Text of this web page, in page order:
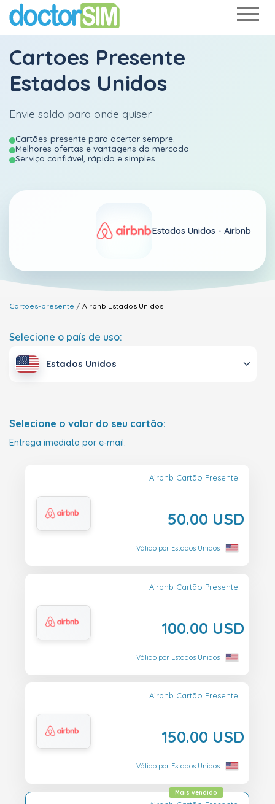
Cartoes Presente
Estados Unidos
Envie saldo para onde quiser
Cartões-presente para acertar sempre.
Melhores ofertas e vantagens do mercado
Serviço confiável, rápido e simples
Estados Unidos - Airbnb
Cartões-presente Airbnb Estados Unidos
Selecione o país de uso:
Estados Unidos
Selecione o valor do seu cartão:
Entrega imediata por e-mail.
Airbnb Cartão Presente
50.00 USD
Válido por Estados Unidos
Airbnb Cartão Presente
100.00 USD
Válido por Estados Unidos
Airbnb Cartão Presente
150.00 USD
Válido por Estados Unidos
Mais vendido